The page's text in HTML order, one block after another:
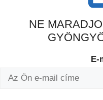
NE
E-